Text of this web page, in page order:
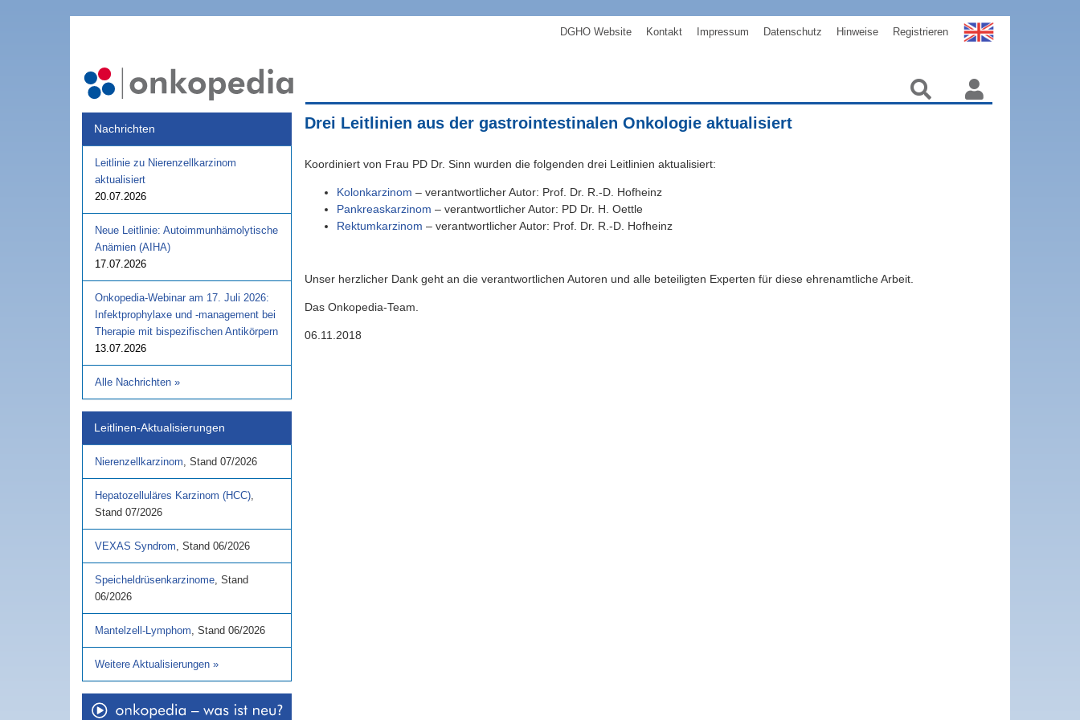
DGHO Website Kontakt Impressum Datenschutz Hinweise Registrieren
Nachrichten
Leitlinie zu Nierenzellkarzinom
aktualisiert
20.07.2026
Neue Leitlinie: Autoimmunhämolytische
Anämien (AIHA)
17.07.2026
Onkopedia-Webinar am 17. Juli 2026:
Infektprophylaxe und -management bei
Therapie mit bispezifischen Antikörpern
13.07.2026
Alle Nachrichten »
Leitlinen-Aktualisierungen
Nierenzellkarzinom, Stand 07/2026
Hepatozelluläres Karzinom (HCC),
Stand 07/2026
VEXAS Syndrom, Stand 06/2026
Speicheldrüsenkarzinome, Stand
06/2026
Mantelzell-Lymphom, Stand 06/2026
Weitere Aktualisierungen »
Drei Leitlinien aus der gastrointestinalen Onkologie aktualisiert
Koordiniert von Frau PD Dr. Sinn wurden die folgenden drei Leitlinien aktualisiert:
Kolonkarzinom – verantwortlicher Autor: Prof. Dr. R.-D. Hofheinz
Pankreaskarzinom – verantwortlicher Autor: PD Dr. H. Oettle
Rektumkarzinom – verantwortlicher Autor: Prof. Dr. R.-D. Hofheinz
Unser herzlicher Dank geht an die verantwortlichen Autoren und alle beteiligten Experten für diese ehrenamtliche Arbeit.
Das Onkopedia-Team.
06.11.2018